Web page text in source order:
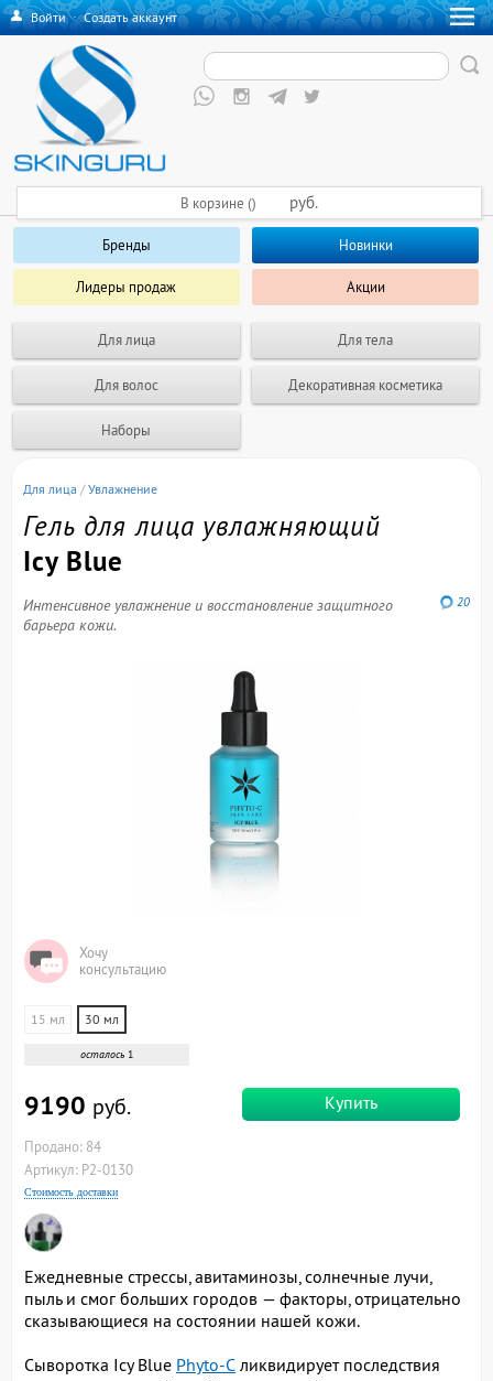
Войти·Создать аккаунт
Бренды Новинки
Лидеры продаж Акции
Для лица Для тела
Для волос Декоративная косметика
Наборы
В корзине () руб.
Для лица /Увлажнение
Гель для лица увлажняющий
Icy Blue
20
Интенсивное увлажнение и восстановление защитного
барьера кожи.
Хочу
консультацию
15 мл 30 мл
осталось 1
9190 руб. Купить
Продано: 84
Артикул: P2-0130
Стоимость доставки
Ежедневные стрессы, авитаминозы, солнечные лучи,
пыль и смог больших городов — факторы, отрицательно
сказывающиеся на состоянии нашей кожи.
Сыворотка Icy Blue Phyto-C ликвидирует последствия